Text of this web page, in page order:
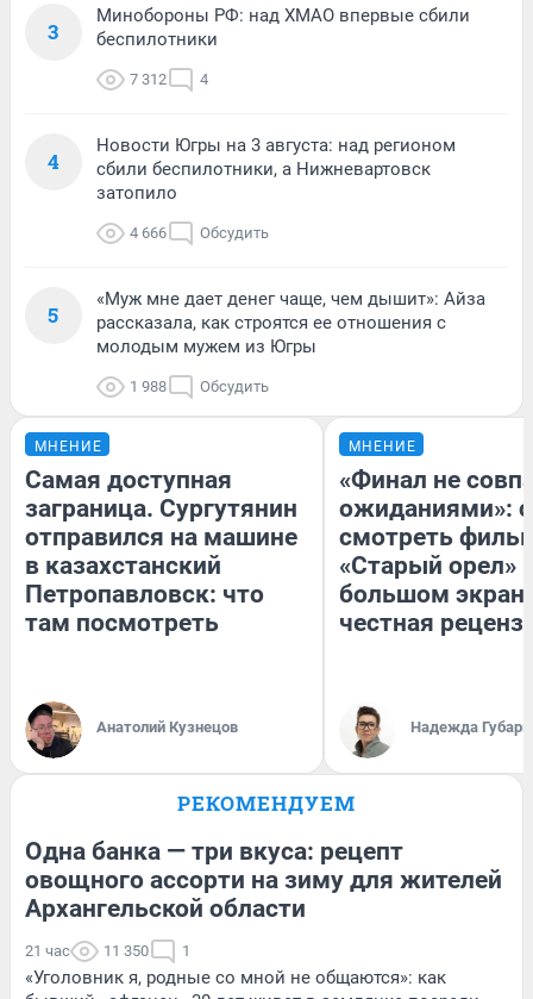
3
Минобороны РФ: над ХМАО впервые сбили
беспилотники
7 312 4
4
Новости Югры на 3 августа: над регионом
сбили беспилотники, а Нижневартовск
затопило
4 666 Обсудить
5
«Муж мне дает денег чаще, чем дышит»: Айза
рассказала, как строятся ее отношения с
молодым мужем из Югры
1 988 Обсудить
МНЕНИЕ
Самая доступная
заграница. Сургутянин
отправился на машине
в казахстанский
Петропавловск: что
там посмотреть
Анатолий Кузнецов
МНЕНИЕ
«Финал не
ожиданиями»:
смотреть
«Старый орел»
большом
честная
Надежда Губарь
РЕКОМЕНДУЕМ
Одна банка — три вкуса: рецепт
овощного ассорти на зиму для жителей
Архангельской области
21 час 11 350 1
«Уголовник я, родные со мной не общаются»: как